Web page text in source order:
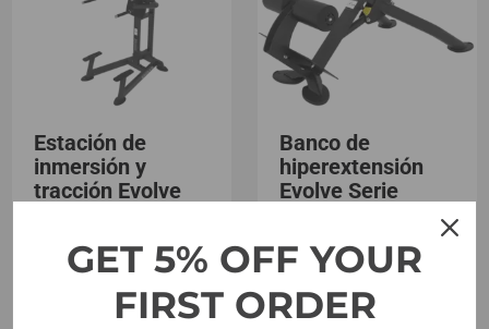
Estación de
inmersión y
tracción Evolve
Añadir al
Banco de
hiperextensión
Evolve Serie
Añadir al
GET 5% OFF YOUR
FIRST ORDER